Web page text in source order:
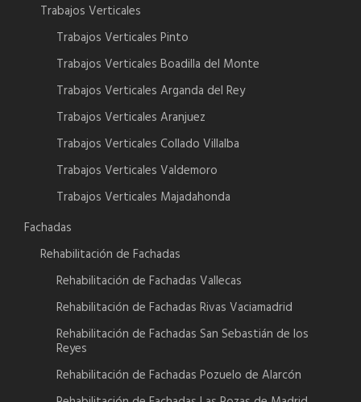
Trabajos Verticales
Trabajos Verticales Pinto
Trabajos Verticales Boadilla del Monte
Trabajos Verticales Arganda del Rey
Trabajos Verticales Aranjuez
Trabajos Verticales Collado Villalba
Trabajos Verticales Valdemoro
Trabajos Verticales Majadahonda
Fachadas
Rehabilitación de Fachadas
Rehabilitación de Fachadas Vallecas
Rehabilitación de Fachadas Rivas Vaciamadrid
Rehabilitación de Fachadas San Sebastián de los
Reyes
Rehabilitación de Fachadas Pozuelo de Alarcón